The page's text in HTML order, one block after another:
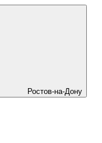
Ростов-на-Дону